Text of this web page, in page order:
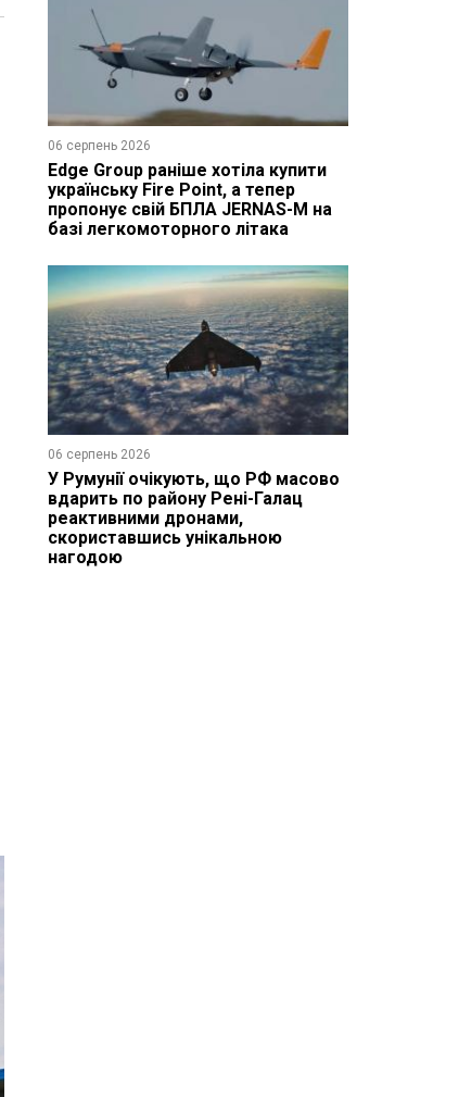
06 серпень 2026
Edge Group раніше хотіла купити
українську Fire Point, а тепер
пропонує свій БПЛА JERNAS-M на
базі легкомоторного літака
06 серпень 2026
У Румунії очікують, що РФ масово
вдарить по району Рені-Галац
реактивними дронами,
скориставшись унікальною
нагодою